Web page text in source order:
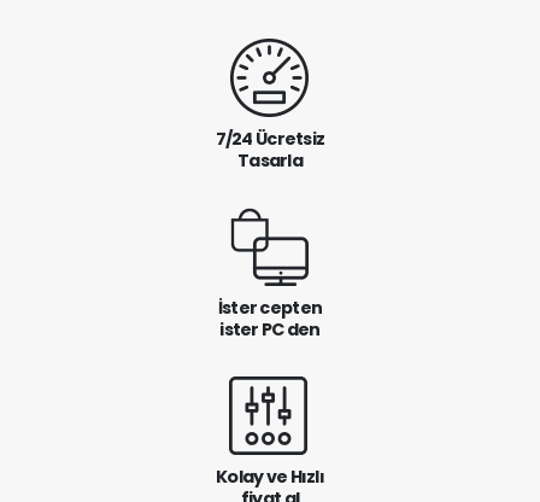
7/24 Ücretsiz
Tasarla
İster cepten
ister PC den
Kolay ve Hızlı